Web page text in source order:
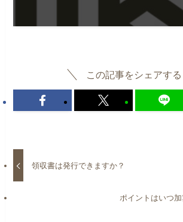
この記事をシェアする
領収書は発行できますか？
ポイントはいつ